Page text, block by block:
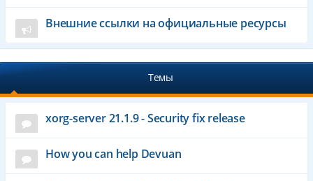
Внешние ссылки на официальные ресурсы
Темы
xorg-server 21.1.9 - Security fix release
How you can help Devuan